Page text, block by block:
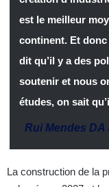
est le meilleur
continent. Et donc
dit qu’il y a des
soutenir et nous
études, on sait
Rui Mendes DA
La construction de la